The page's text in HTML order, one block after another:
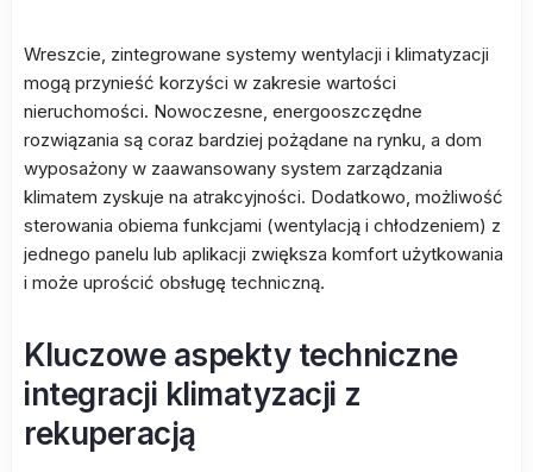
Wreszcie, zintegrowane systemy wentylacji i klimatyzacji
mogą przynieść korzyści w zakresie wartości
nieruchomości. Nowoczesne, energooszczędne
rozwiązania są coraz bardziej pożądane na rynku, a dom
wyposażony w zaawansowany system zarządzania
klimatem zyskuje na atrakcyjności. Dodatkowo, możliwość
sterowania obiema funkcjami (wentylacją i chłodzeniem) z
jednego panelu lub aplikacji zwiększa komfort użytkowania
i może uprościć obsługę techniczną.
Kluczowe aspekty techniczne
integracji klimatyzacji z
rekuperacją